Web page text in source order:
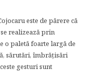
este de părere că
realizează prin
o paletă foarte largă de
sărutări, îmbrăţisări
gesturi sunt